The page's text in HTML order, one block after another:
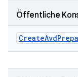
Öffentliche
CreateAvd